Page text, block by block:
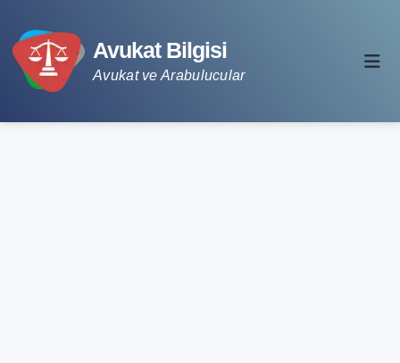
Avukat Bilgisi
Avukat ve Arabulucular